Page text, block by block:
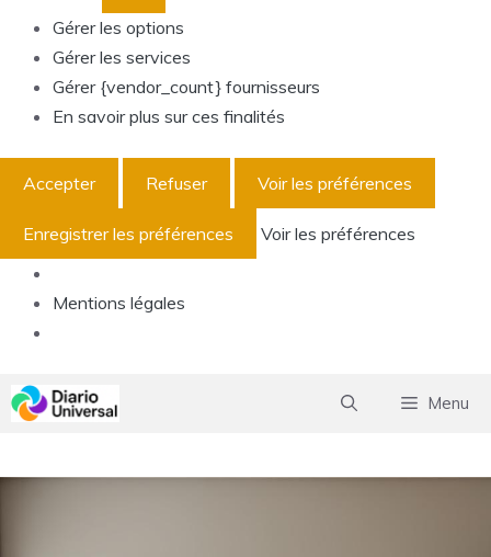
Gérer les options
Gérer les services
Gérer {vendor_count} fournisseurs
En savoir plus sur ces finalités
Accepter Refuser Voir les préférences
Enregistrer les préférences Voir les préférences
Mentions légales
Aller
au
Menu